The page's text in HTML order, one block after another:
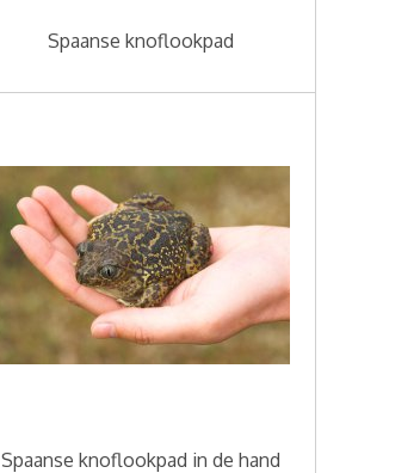
Spaanse knoflookpad
Spaanse knoflookpad in de hand